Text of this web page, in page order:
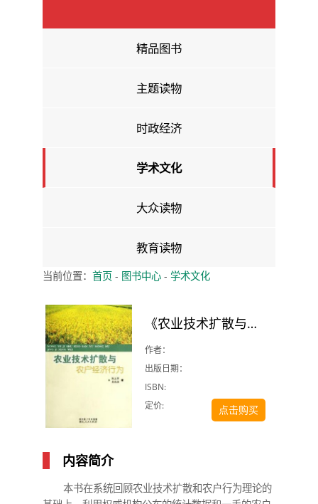
精品图书
主题读物
时政经济
学术文化
大众读物
教育读物
当前位置： 首页- 图书中心- 学术文化
《农业技术扩散与农户经济行为》
作者：
出版日期：
ISBN:
定价:
点击购买
内容简介
本书在系统回顾农业技术扩散和农户行为理论的